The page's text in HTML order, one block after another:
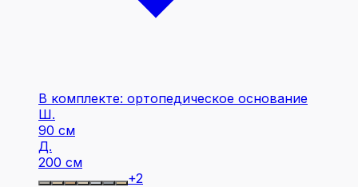
В комплекте: ортопедическое основание
Ш.
90 см
Д.
200 см
+2